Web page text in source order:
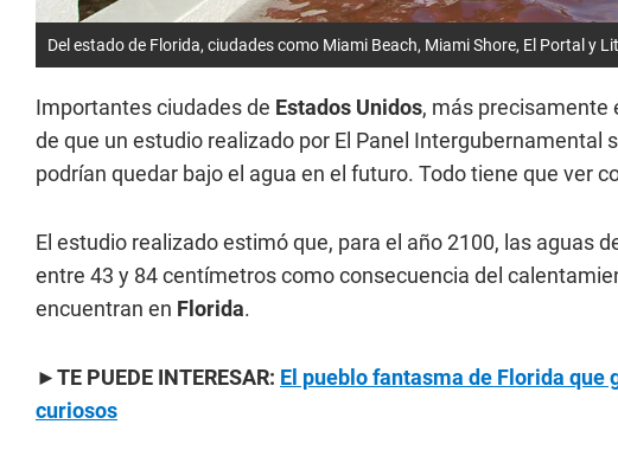
Del estado de Florida, ciudades como Miami Beach, Miami Shore, El Portal y
Importantes ciudades de Estados Unidos, más precisamente
de que un estudio realizado por El Panel Intergubernamental
podrían quedar bajo el agua en el futuro. Todo tiene que ver
El estudio realizado estimó que, para el año 2100, las aguas
entre 43 y 84 centímetros como consecuencia del
encuentran en Florida.
►TE PUEDE INTERESAR: El pueblo fantasma de Florida que
curiosos